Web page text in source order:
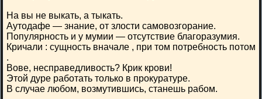
На вы не выкать, а тыкать.
Аутодафе — знание, от злости самовозгорание.
Популярность и у мумии — отсутствие благоразумия.
Кричали : сущность вначале , при том потребность потом
.
Вове, несправедливость? Крик крови!
Этой дуре работать только в прокуратуре.
В случае любом, возмутившись, станешь рабом.